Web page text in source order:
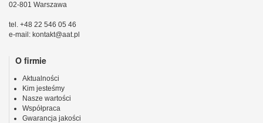
02-801 Warszawa
tel. +48 22 546 05 46
e-mail: kontakt@aat.pl
O firmie
Aktualności
Kim jesteśmy
Nasze wartości
Współpraca
Gwarancja jakości